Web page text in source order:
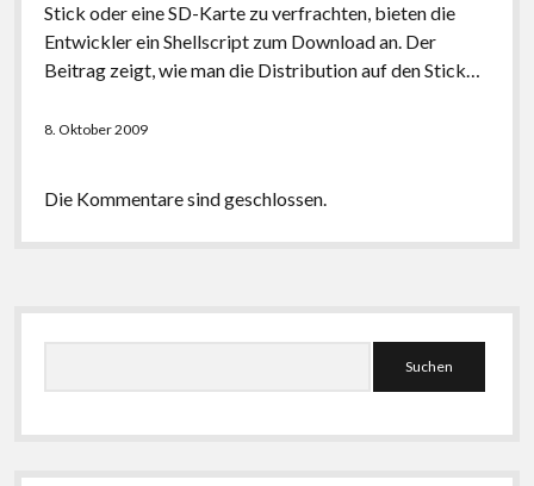
Stick oder eine SD-Karte zu verfrachten, bieten die
Entwickler ein Shellscript zum Download an. Der
Beitrag zeigt, wie man die Distribution auf den Stick…
8. Oktober 2009
Die Kommentare sind geschlossen.
Seitenleiste